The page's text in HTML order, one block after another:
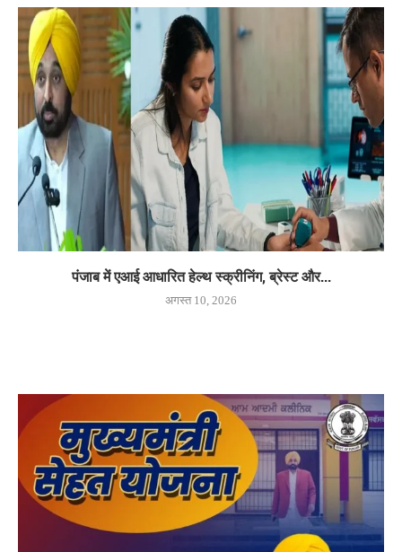
पंजाब में एआई आधारित हेल्थ स्क्रीनिंग, ब्रेस्ट और...
अगस्त 10, 2026